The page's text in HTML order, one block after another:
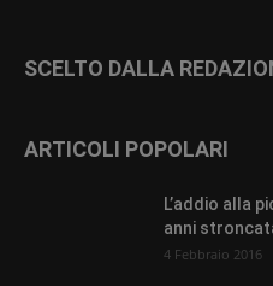
SCELTO DALLA
ARTICOLI POPOLARI
L’addio alla
anni
4 Febbraio 2016